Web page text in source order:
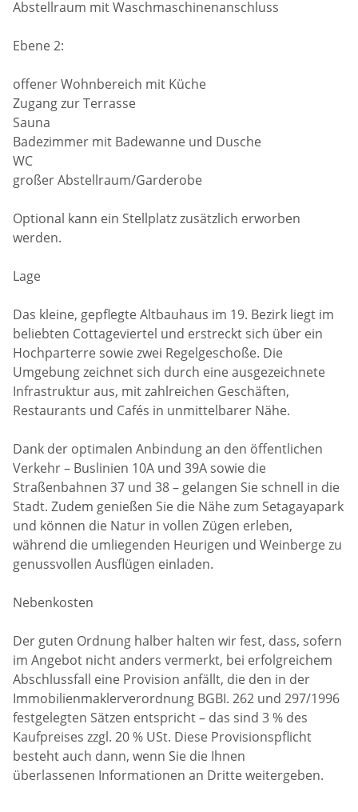
Abstellraum mit Waschmaschinenanschluss
Ebene 2:
offener Wohnbereich mit Küche
Zugang zur Terrasse
Sauna
Badezimmer mit Badewanne und Dusche
WC
großer Abstellraum/Garderobe
Optional kann ein Stellplatz zusätzlich erworben
werden.
Lage
Das kleine, gepflegte Altbauhaus im 19. Bezirk liegt im
beliebten Cottageviertel und erstreckt sich über ein
Hochparterre sowie zwei Regelgeschoße. Die
Umgebung zeichnet sich durch eine ausgezeichnete
Infrastruktur aus, mit zahlreichen Geschäften,
Restaurants und Cafés in unmittelbarer Nähe.
Dank der optimalen Anbindung an den öffentlichen
Verkehr – Buslinien 10A und 39A sowie die
Straßenbahnen 37 und 38 – gelangen Sie schnell in die
Stadt. Zudem genießen Sie die Nähe zum Setagayapark
und können die Natur in vollen Zügen erleben,
während die umliegenden Heurigen und Weinberge zu
genussvollen Ausflügen einladen.
Nebenkosten
Der guten Ordnung halber halten wir fest, dass, sofern
im Angebot nicht anders vermerkt, bei erfolgreichem
Abschlussfall eine Provision anfällt, die den in der
Immobilienmaklerverordnung BGBI. 262 und 297/1996
festgelegten Sätzen entspricht – das sind 3 % des
Kaufpreises zzgl. 20 % USt. Diese Provisionspflicht
besteht auch dann, wenn Sie die Ihnen
überlassenen Informationen an Dritte weitergeben.